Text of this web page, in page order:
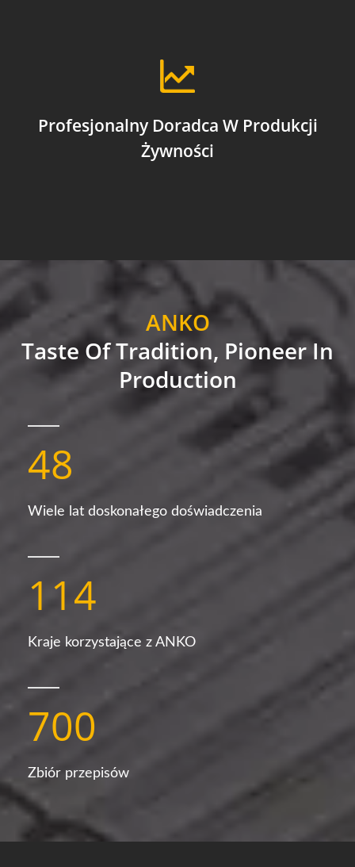
Profesjonalny Doradca W Produkcji
Żywności
ANKO
Taste Of Tradition, Pioneer In
Production
48
Wiele lat doskonałego doświadczenia
114
Kraje korzystające z ANKO
700
Zbiór przepisów